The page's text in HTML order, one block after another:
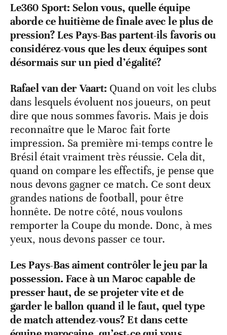
Le360 Sport: Selon vous, quelle équipe
aborde ce huitième de finale avec le plus de
pression? Les Pays-Bas partent-ils favoris ou
considérez-vous que les deux équipes sont
désormais sur un pied d’égalité?
Rafael van der Vaart: Quand on voit les clubs
dans lesquels évoluent nos joueurs, on peut
dire que nous sommes favoris. Mais je dois
reconnaître que le Maroc fait forte
impression. Sa première mi-temps contre le
Brésil était vraiment très réussie. Cela dit,
quand on compare les effectifs, je pense que
nous devons gagner ce match. Ce sont deux
grandes nations de football, pour être
honnête. De notre côté, nous voulons
remporter la Coupe du monde. Donc, à mes
yeux, nous devons passer ce tour.
Les Pays-Bas aiment contrôler le jeu par la
possession. Face à un Maroc capable de
presser haut, de se projeter vite et de
garder le ballon quand il le faut, quel type
de match attendez-vous? Et dans cette